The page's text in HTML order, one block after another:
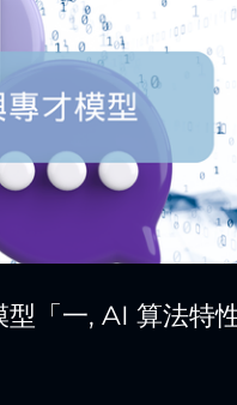
「一, AI 算法特